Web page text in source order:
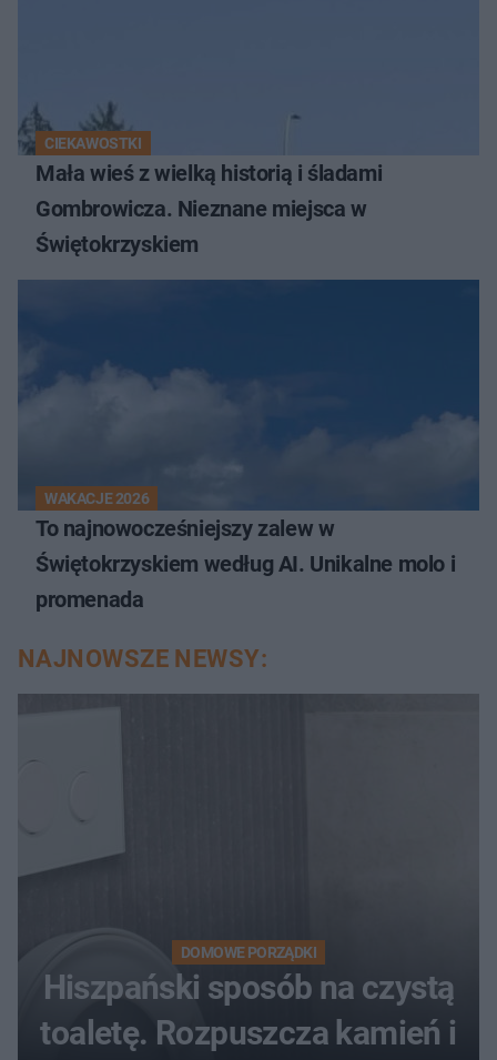
CIEKAWOSTKI
Mała wieś z wielką historią i śladami
Gombrowicza. Nieznane miejsca w
Świętokrzyskiem
WAKACJE 2026
To najnowocześniejszy zalew w
Świętokrzyskiem według AI. Unikalne molo i
promenada
NAJNOWSZE NEWSY:
DOMOWE PORZĄDKI
Hiszpański sposób na czystą
toaletę. Rozpuszcza kamień i